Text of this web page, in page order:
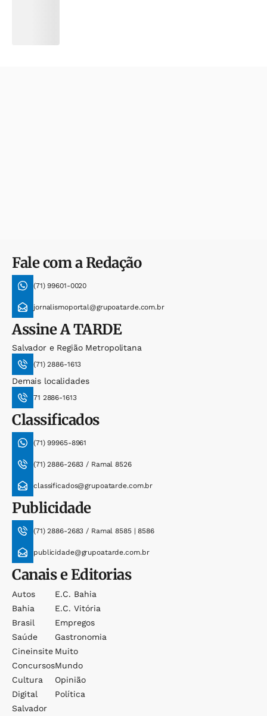
Fale com a Redação
(71) 99601-0020
jornalismoportal@grupoatarde.com.br
AssineA TARDE
Salvador e Região Metropolitana
(71) 2886-1613
Demais localidades
71 2886-1613
Classificados
(71) 99965-8961
(71) 2886-2683 / Ramal 8526
classificados@grupoatarde.com.br
Publicidade
(71) 2886-2683 / Ramal 8585 | 8586
publicidade@grupoatarde.com.br
Canais e Editorias
Autos
Bahia
Brasil
Saúde
Cineinsite
Concursos
Cultura
Digital
Salvador
E.c. Bahia
E.c. Vitória
Empregos
Gastronomia
Muito
Mundo
Opinião
Política